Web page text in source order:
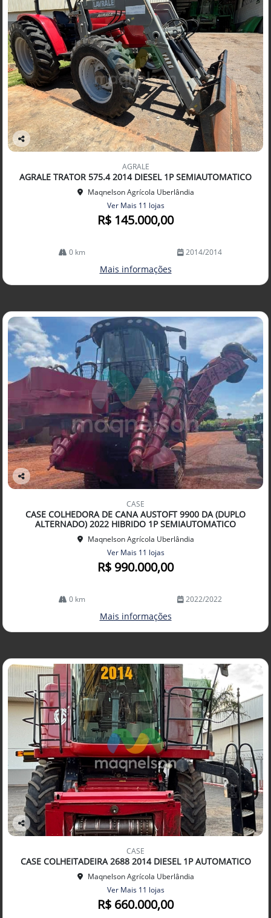
Co
arti
lhe
AGRALE
AGRALE TRATOR 575.4 2014 DIESEL 1P SEMIAUTOMATICO
Maqnelson Agrícola Uberlândia
Ver Mais 11 lojas
R$ 145.000,00
0 km 2014/2014
Mais informações
Co
lhe
CASE
CASE COLHEDORA DE CANA AUSTOFT 9900 DA (DUPLO
ALTERNADO) 2022 HIBRIDO 1P SEMIAUTOMATICO
Maqnelson Agrícola Uberlândia
Ver Mais 11 lojas
R$ 990.000,00
0 km 2022/2022
Mais informações
Co
arti
lhe
CASE
CASE COLHEITADEIRA 2688 2014 DIESEL 1P AUTOMATICO
Maqnelson Agrícola Uberlândia
Ver Mais 11 lojas
R$ 660.000,00